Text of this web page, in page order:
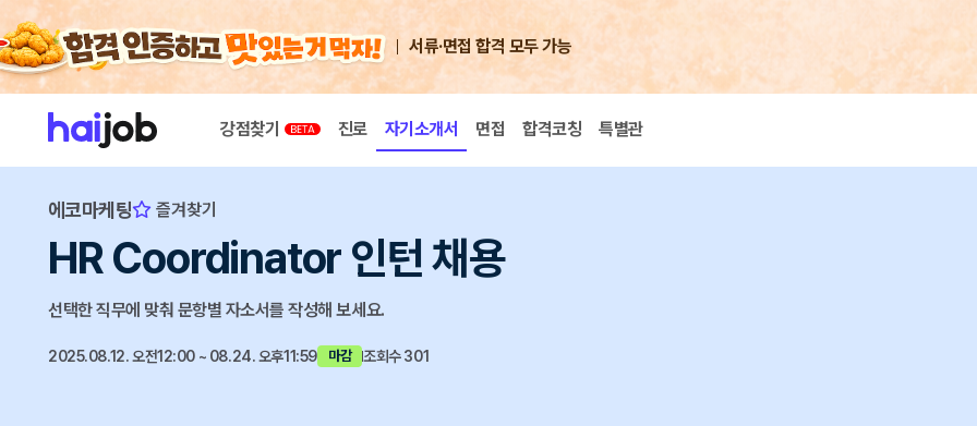
서류·면접 합격 모두 가능
강점찾기 진로 자기소개서 면접 합격코칭 특별관
에코마케팅 즐겨찾기
HR Coordinator 인턴 채용
선택한 직무에 맞춰 문항별 자소서를 작성해 보세요.
2025.08.12. 오전12:00 ~ 08.24. 오후11:59 마감 조회수 301